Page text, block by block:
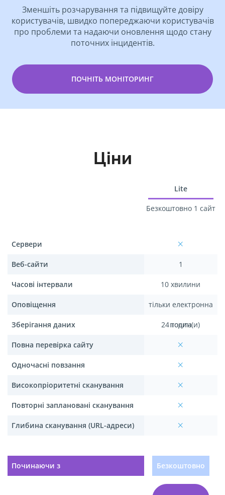
Зменшіть розчарування та підвищуйте довіру
користувачів, швидко попереджаючи користувачів
про проблеми та надаючи оновлення щодо стану
поточних інцидентів.
ПОЧНІТЬ МОНІТОРИНГ
Ціни
Сервери
Веб-сайти
Часові інтервали
Оповіщення
Зберігання даних
Повна перевірка сайту
Одночасні повзання
Високопріоритетні сканування
Повторні заплановані сканування
Глибина сканування (URL-адреси)
Починаючи з
Lite
Безкоштовно 1 сайт
1
10 хвилини
тільки електронна
пошта
24 годин(и)
Безкоштовно